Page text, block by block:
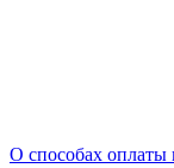
О способах оплаты